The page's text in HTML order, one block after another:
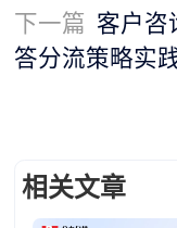
下一篇 客户咨
答分流策略实
相关文章